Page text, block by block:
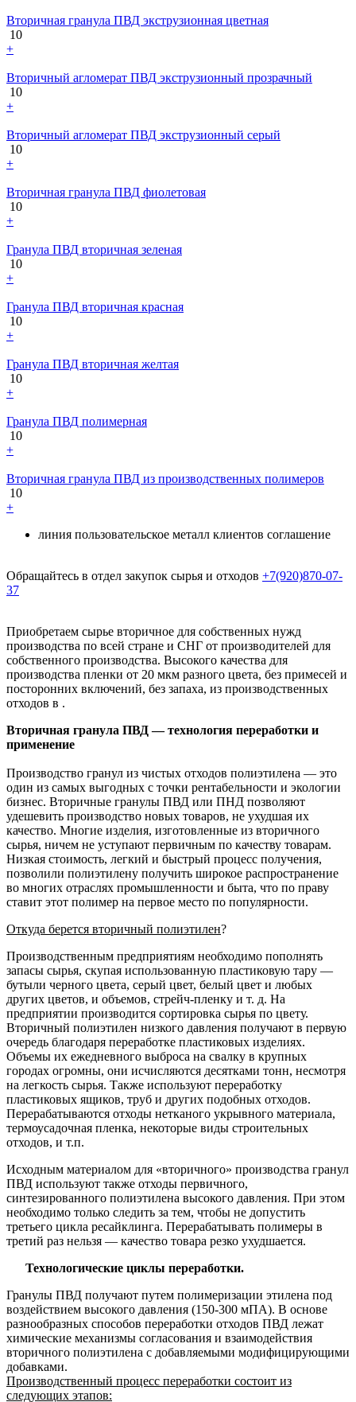
Вторичная гранула ПВД экструзионная цветная
10
+
Вторичный агломерат ПВД экструзионный прозрачный
10
+
Вторичный агломерат ПВД экструзионный серый
10
+
Вторичная гранула ПВД фиолетовая
10
+
Гранула ПВД вторичная зеленая
10
+
Гранула ПВД вторичная красная
10
+
Гранула ПВД вторичная желтая
10
+
Гранула ПВД полимерная
10
+
Вторичная гранула ПВД из производственных полимеров
10
+
линия пользовательское металл клиентов соглашение
Обращайтесь в отдел закупок сырья и отходов +7(920)870-07-
37
Приобретаем сырье вторичное для собственных нужд
производства по всей стране и СНГ от производителей для
собственного производства. Высокого качества для
производства пленки от 20 мкм разного цвета, без примесей и
посторонних включений, без запаха, из производственных
отходов в .
Вторичная гранула ПВД — технология переработки и
применение
Производство гранул из чистых отходов полиэтилена — это
один из самых выгодных с точки рентабельности и экологии
бизнес. Вторичные гранулы ПВД или ПНД позволяют
удешевить производство новых товаров, не ухудшая их
качество. Многие изделия, изготовленные из вторичного
сырья, ничем не уступают первичным по качеству товарам.
Низкая стоимость, легкий и быстрый процесс получения,
позволили полиэтилену получить широкое распространение
во многих отраслях промышленности и быта, что по праву
ставит этот полимер на первое место по популярности.
Откуда берется вторичный полиэтилен?
Производственным предприятиям необходимо пополнять
запасы сырья, скупая использованную пластиковую тару —
бутыли черного цвета, серый цвет, белый цвет и любых
других цветов, и объемов, стрейч-пленку и т. д. На
предприятии производится сортировка сырья по цвету.
Вторичный полиэтилен низкого давления получают в первую
очередь благодаря переработке пластиковых изделиях.
Объемы их ежедневного выброса на свалку в крупных
городах огромны, они исчисляются десятками тонн, несмотря
на легкость сырья. Также используют переработку
пластиковых ящиков, труб и других подобных отходов.
Перерабатываются отходы нетканого укрывного материала,
термоусадочная пленка, некоторые виды строительных
отходов, и т.п.
Исходным материалом для «вторичного» производства гранул
ПВД используют также отходы первичного,
синтезированного полиэтилена высокого давления. При этом
необходимо только следить за тем, чтобы не допустить
третьего цикла ресайклинга. Перерабатывать полимеры в
третий раз нельзя — качество товара резко ухудшается.
Технологические циклы переработки.
Гранулы ПВД получают путем полимеризации этилена под
воздействием высокого давления (150-300 мПА). В основе
разнообразных способов переработки отходов ПВД лежат
химические механизмы согласования и взаимодействия
вторичного полиэтилена с добавляемыми модифицирующими
добавками.
Производственный процесс переработки состоит из
следующих этапов: